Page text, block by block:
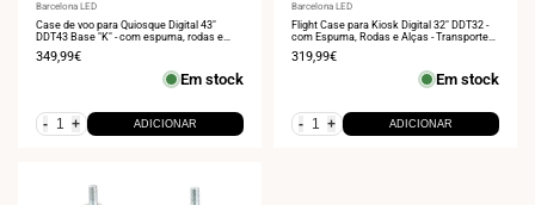
Fornecedor:
Barcelona LED
Case de voo para Quiosque Digital 43"
DDT43 Base "K" - com espuma, rodas e
alças
Preço
349,99€
Em stock
- + ADICIONAR
Fornecedor:
Barcelona LED
Flight Case para Kiosk Digital 32" DDT32 -
com Espuma, Rodas e Alças - Transporte
Seguro em Feiras e Eventos
Preço
319,99€
Em stock
- + ADICIONAR